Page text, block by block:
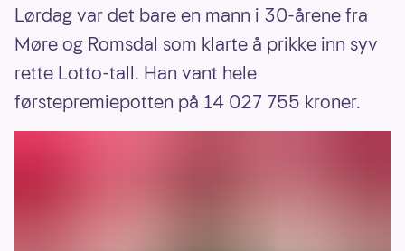
Lørdag var det bare en mann i 30-årene fra
Møre og Romsdal som klarte å prikke inn syv
rette Lotto-tall. Han vant hele
førstepremiepotten på 14 027 755 kroner.